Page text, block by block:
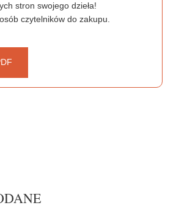
stron swojego dzieła!
czytelników do zakupu.